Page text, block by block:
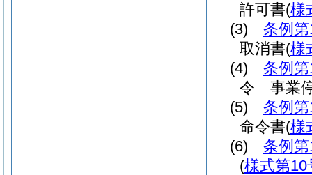
許可書(様
(3)
条例
取消書(様
(4)
条例
令 事業
(5)
条例
命令書(様
(6)
条例
(様式第10